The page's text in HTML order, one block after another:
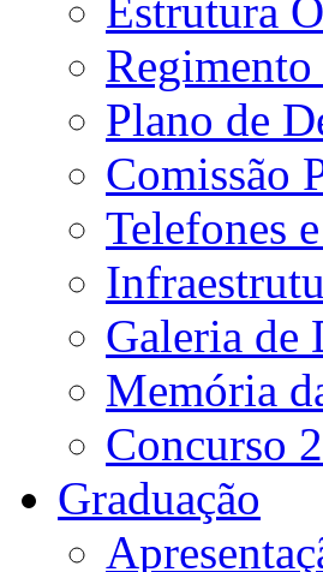
Estrutura
Plano de
Comissão
Telefones
Galeria de
Memória
Concurso
Graduação